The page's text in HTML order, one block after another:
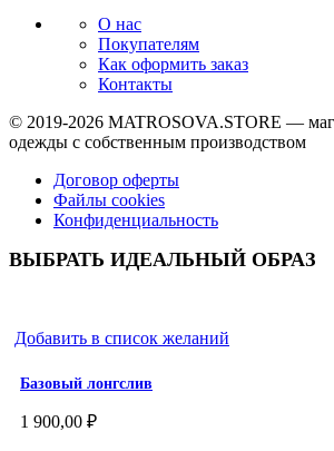
О нас
Покупателям
Как оформить заказ
Контакты
© 2019-2026 MATROSOVA.STORE —
одежды с собственным производством
Договор оферты
Файлы cookies
Конфиденциальность
ВЫБРАТЬ ИДЕАЛЬНЫЙ ОБРАЗ
Добавить в список желаний
Базовый лонгслив
1 900,00 ₽